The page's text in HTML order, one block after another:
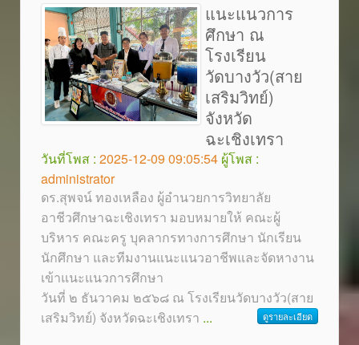
แนะแนวการ
ศึกษา ณ
โรงเรียน
วัดบางวัว(สาย
เสริมวิทย์)
จังหวัด
ฉะเชิงเทรา
วันที่โพส : 2025-12-09 09:05:54 ผู้โพส :
administrator
ดร.สุพจน์ ทองเหลือง ผู้อำนวยการวิทยาลัย
อาชีวศึกษาฉะเชิงเทรา มอบหมายให้ คณะผู้
บริหาร คณะครู บุคลากรทางการศึกษา นักเรียน
นักศึกษา และทีมงานแนะแนวอาชีพและจัดหางาน
เข้าแนะแนวการศึกษา
วันที่ ๒ ธันวาคม ๒๕๖๘ ณ โรงเรียนวัดบางวัว(สาย
เสริมวิทย์) จังหวัดฉะเชิงเทรา ... ดูรายละเอียด